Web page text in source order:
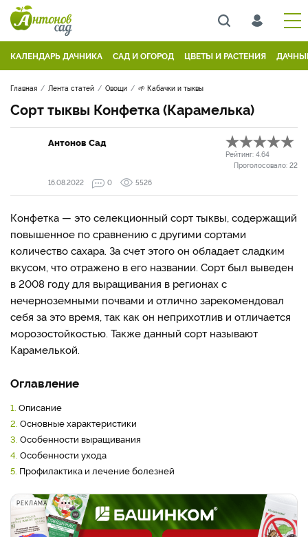
КАЛЕНДАРЬ ДАЧНИКА САД И ОГОРОД ЦВЕТЫ И РАСТЕНИЯ
Главная Лента статей Овощи 🌱 Кабачки и тыквы
Сорт тыквы Конфетка (Карамелька)
Антонов Сад
Рейтинг: 4.64
Проголосовало: 22
16.08.2022
0 5526
Конфетка — это селекционный сорт тыквы, содержащий
повышенное по сравнению с другими сортами
количество сахара. За счет этого он обладает сладким
вкусом, что отражено в его названии. Сорт был выведен
в 2008 году для выращивания в регионах с
нечерноземными почвами и отлично зарекомендовал
себя за это время, так как он неприхотлив и отличается
морозостойкостью. Также данный сорт называют
Карамелькой.
Оглавление
1. Описание
2. Основные характеристики
3. Особенности выращивания
4. Особенности ухода
5. Профилактика и лечение болезней
РЕКЛАМА